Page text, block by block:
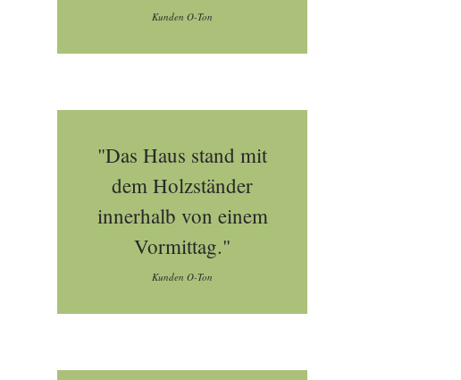
Kunden O-Ton
"Das Haus stand mit
dem Holzständer
innerhalb von einem
Vormittag."
Kunden O-Ton